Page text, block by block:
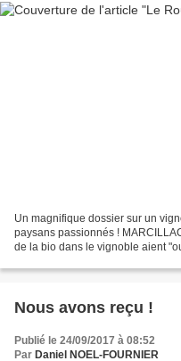
Un magnifique dossier sur un
paysans passionnés !
de la bio dans le vignoble aient
Nous avons reçu !
Publié le 24/09/2017 à 08:52
Par Daniel NOEL-FOURNIER